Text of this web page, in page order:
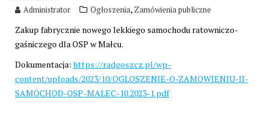
Administrator Ogłoszenia, Zamówienia publiczne
Zakup fabrycznie nowego lekkiego samochodu ratowniczo-
gaśniczego dla OSP w Małcu.
Dokumentacja: https://radgoszcz.pl/wp-
content/uploads/2023/10/OGLOSZENIE-O-ZAMOWIENIU-II-
SAMOCHOD-OSP-MALEC-10.2023-1.pdf